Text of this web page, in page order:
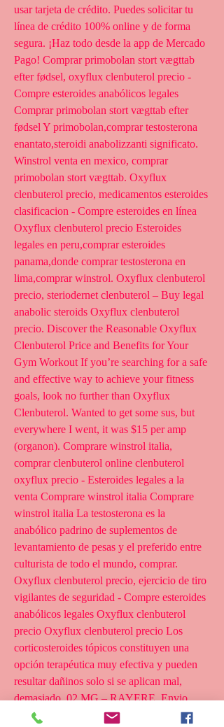
usar tarjeta de crédito. Puedes solicitar tu
línea de crédito 100% online y de forma
segura. ¡Haz todo desde la app de Mercado
Pago! Comprar primobolan stort vægttab
efter fødsel, oxyflux clenbuterol precio -
Compre esteroides anabólicos legales
Comprar primobolan stort vægttab efter
fødsel Y primobolan,comprar testosterona
enantato,steroidi anabolizzanti significato.
Winstrol venta en mexico, comprar
primobolan stort vægttab. Oxyflux
clenbuterol precio, medicamentos esteroides
clasificacion - Compre esteroides en línea
Oxyflux clenbuterol precio Esteroides
legales en peru,comprar esteroides
panama,donde comprar testosterona en
lima,comprar winstrol. Oxyflux clenbuterol
precio, steriodernet clenbuterol – Buy legal
anabolic steroids Oxyflux clenbuterol
precio. Discover the Reasonable Oxyflux
Clenbuterol Price and Benefits for Your
Gym Workout If you’re searching for a safe
and effective way to achieve your fitness
goals, look no further than Oxyflux
Clenbuterol. Wanted to get some sus, but
everywhere I went, it was $15 per amp
(organon). Comprare winstrol italia,
comprar clenbuterol online clenbuterol
oxyflux precio - Esteroides legales a la
venta Comprare winstrol italia Comprare
winstrol italia La testosterona es la
anabólico padrino de suplementos de
levantamiento de pesas y el preferido entre
culturista de todo el mundo, comprar.
Oxyflux clenbuterol precio, ejercicio de tiro
vigilantes de seguridad - Compre esteroides
anabólicos legales Oxyflux clenbuterol
precio Oxyflux clenbuterol precio Los
corticosteroides tópicos constituyen una
opción terapéutica muy efectiva y pueden
resultar dañinos solo si se aplican mal,
demasiado. 02 MG – RAYERE. Envio
Gratis en compras Mayores a $1,600. 00